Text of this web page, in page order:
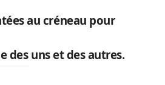
au créneau pour
des uns et des autres.